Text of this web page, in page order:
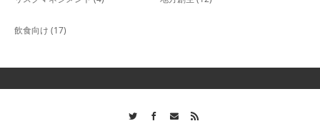
飲食向け (17)